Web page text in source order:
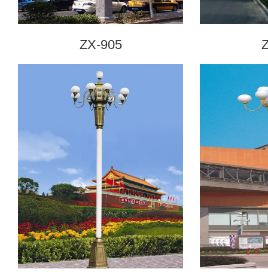
ZX-905